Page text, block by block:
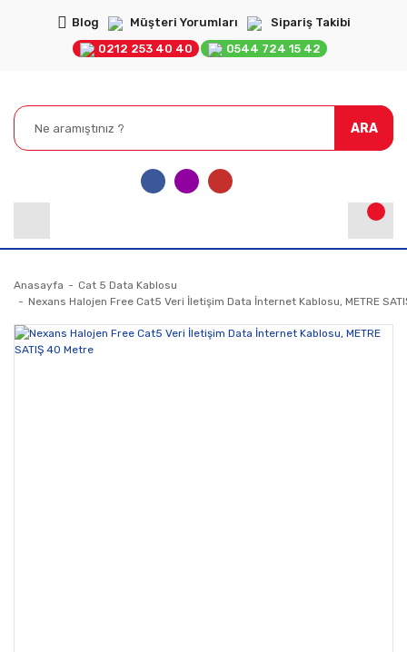
Blog Müşteri Yorumları
Sipariş Takibi
0212 253 40 40
0544 724 15 42
ARA
Anasayfa
Cat 5 Data Kablosu
Nexans Halojen Free Cat5 Veri İletişim Data İnternet Kablosu, METRE